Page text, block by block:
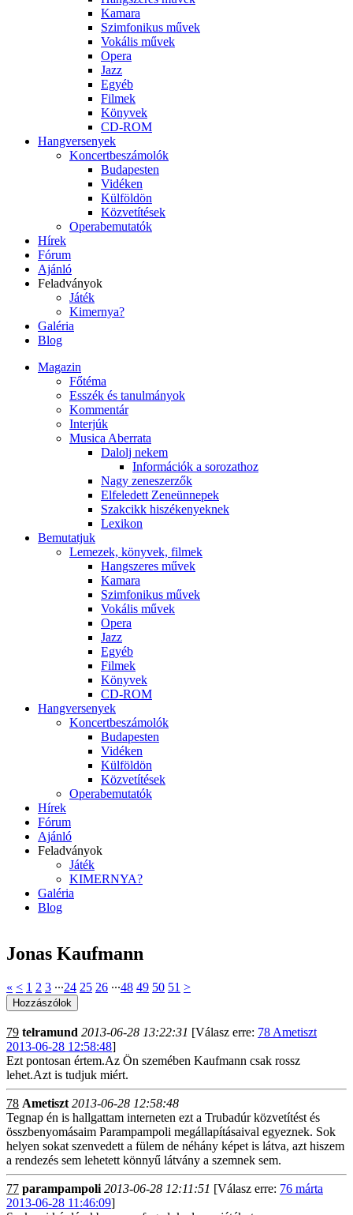
Kamara
Szimfonikus művek
Vokális művek
Opera
Jazz
Egyéb
Filmek
Könyvek
CD-ROM
Hangversenyek
Koncertbeszámolók
Budapesten
Vidéken
Külföldön
Közvetítések
Operabemutatók
Hírek
Fórum
Ajánló
Feladványok
Játék
Kimernya?
Galéria
Blog
Magazin
Főtéma
Esszék és tanulmányok
Kommentár
Interjúk
Musica Aberrata
Dalolj nekem
Információk a sorozathoz
Nagy zeneszerzők
Elfeledett Zeneünnepek
Szakcikk hiszékenyeknek
Lexikon
Bemutatjuk
Lemezek, könyvek, filmek
Hangszeres művek
Kamara
Szimfonikus művek
Vokális művek
Opera
Jazz
Egyéb
Filmek
Könyvek
CD-ROM
Hangversenyek
Koncertbeszámolók
Budapesten
Vidéken
Külföldön
Közvetítések
Operabemutatók
Hírek
Fórum
Ajánló
Feladványok
Játék
KIMERNYA?
Galéria
Blog
Jonas Kaufmann
« < 1 2 3 ∙∙∙24 25 26 ∙∙∙48 49 50 51 >
79 telramund 2013-06-28 13:22:31 [Válasz erre: 78 Ametiszt
2013-06-28 12:58:48]
Ezt pontosan értem.Az Ön szemében Kaufmann csak rossz
lehet.Azt is tudjuk miért.
78 Ametiszt 2013-06-28 12:58:48
Tegnap én is hallgattam interneten ezt a Trubadúr közvetítést és
összbenyomásaim Parampampoli megállapításaival egyeznek. Sok
helyen sokat szenvedett a fülem de néhány képet is látva, azt hiszem
a rendezés sem lehetett könnyű látvány a szemnek sem.
77 parampampoli 2013-06-28 12:11:51 [Válasz erre: 76 márta
2013-06-28 11:46:09]